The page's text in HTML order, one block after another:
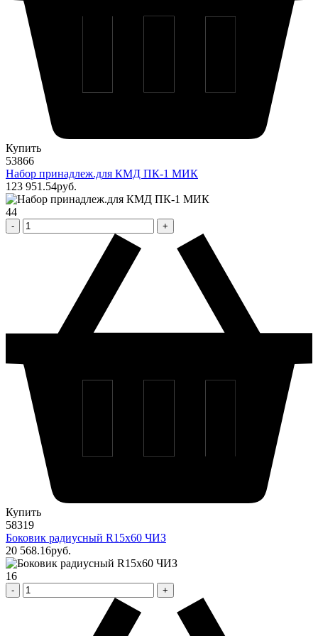
Купить
53866
Набор принадлеж.для КМД ПК-1 МИК
123 951.54pуб.
44
Купить
58319
Боковик радиусный R15х60 ЧИЗ
20 568.16pуб.
16